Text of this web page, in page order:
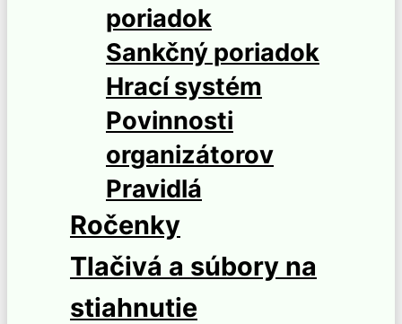
poriadok
Sankčný poriadok
Hrací systém
Povinnosti
organizátorov
Pravidlá
Ročenky
Tlačivá a súbory na
stiahnutie